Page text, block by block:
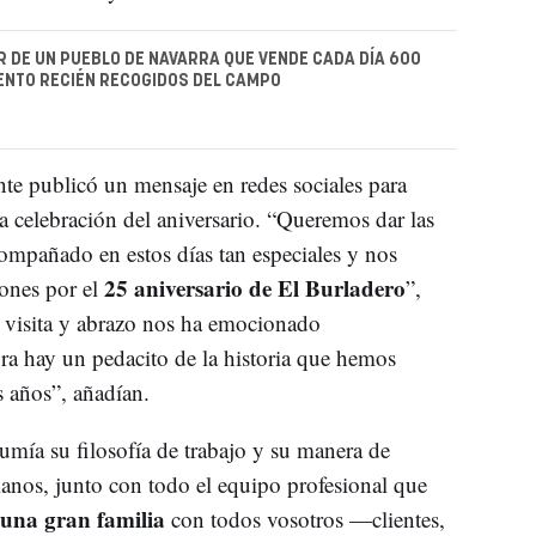
DE UN PUEBLO DE NAVARRA QUE VENDE CADA DÍA 600
RECIÉN RECOGIDOS DEL CAMPO
publicó un mensaje en redes sociales para
del aniversario. “Queremos dar las
en estos días tan especiales y nos
por el 25 aniversario de El Burladero”,
y abrazo nos ha emocionado
hay un pedacito de la historia que hemos
añadían.
su filosofía de trabajo y su manera de
junto con todo el equipo profesional que
gran familia con todos vosotros —clientes,